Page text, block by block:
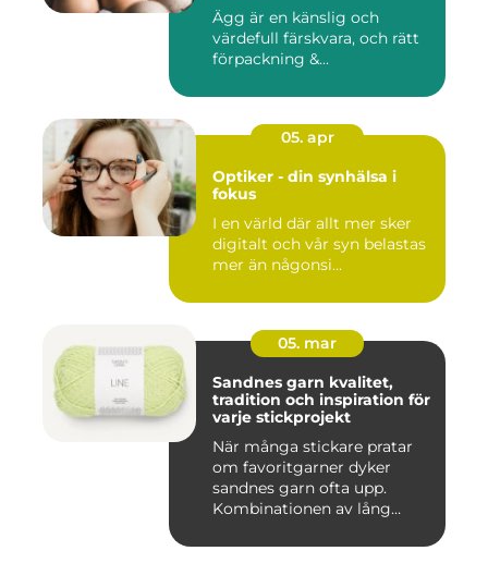
Ägg är en känslig och
värdefull färskvara, och rätt
förpackning &...
05. apr
Optiker - din synhälsa i
fokus
I en värld där allt mer sker
digitalt och vår syn belastas
mer än någonsi...
05. mar
Sandnes garn kvalitet,
tradition och inspiration för
varje stickprojekt
När många stickare pratar
om favoritgarner dyker
sandnes garn ofta upp.
Kombinationen av lång